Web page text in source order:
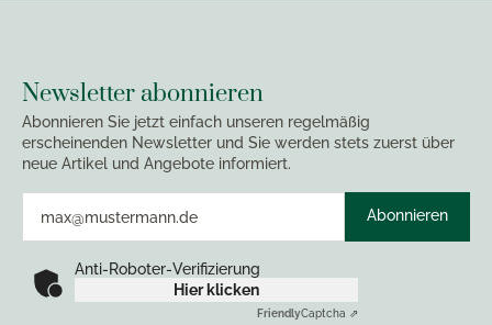
Newsletter abonnieren
Abonnieren Sie jetzt einfach unseren regelmäßig
erscheinenden Newsletter und Sie werden stets zuerst über
neue Artikel und Angebote informiert.
Abonnieren
Anti-Roboter-Verifizierung
Hier klicken
FriendlyCaptcha ⇗